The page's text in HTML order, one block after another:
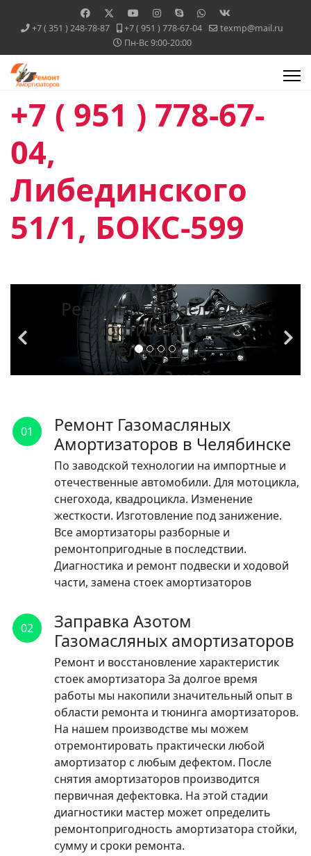
+7 ( 351 ) 248-78-87 +7 ( 951 ) 778-67-04
texmp@mail.ru
Пн-Вс 9:00-20:00
+7 ( 951 ) 778-67-
04,
Либединского
51/1, БОКС-599
Ремонт Газомасляных
Амортизаторов в
Челябинске
По заводской
импортные и
отечественные
автомобили.
ЧИТАТЬ
01
Ремонт Газомасляных
Амортизаторов в Челябинске
По заводской технологии на импортные и
отечественные автомобили. Для мотоцикла,
снегохода, квадроцикла. Изменение
жесткости. Изготовление под занижение.
Все амортизаторы разборные и
ремонтопригодные в последствии.
Диагностика и ремонт подвески и ходовой
части, замена стоек амортизаторов
02
Заправка Азотом
Газомасляных амортизаторов
Ремонт и восстановление характеристик
стоек амортизатора За долгое время
работы мы накопили значительный опыт в
области ремонта и тюнинга амортизаторов.
На нашем производстве мы можем
отремонтировать практически любой
амортизатор с любым дефектом. После
снятия амортизаторов производится
первичная дефектовка. На этой стадии
диагностики мастер может определить
ремонтопригодность амортизатора стойки,
сумму и сроки ремонта.